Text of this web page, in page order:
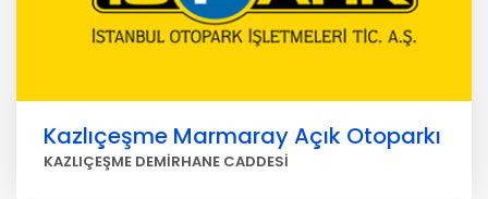
Kazlıçeşme Marmaray Açık Otoparkı
KAZLIÇEŞME DEMİRHANE CADDESİ